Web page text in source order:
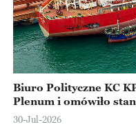
Biuro Polityczne KC
Plenum i omówiło
30-Jul-2026